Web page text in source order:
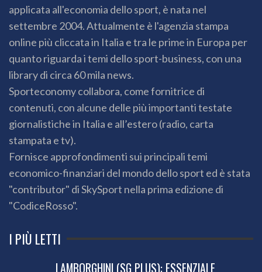
applicata all'economia dello sport, è nata nel
settembre 2004. Attualmente è l'agenzia stampa
online più cliccata in Italia e tra le prime in Europa per
quanto riguarda i temi dello sport-business, con una
library di circa 60 mila news.
Sporteconomy collabora, come fornitrice di
contenuti, con alcune delle più importanti testate
giornalistiche in Italia e all’estero (radio, carta
stampata e tv).
Fornisce approfondimenti sui principali temi
economico-finanziari del mondo dello sport ed è stata
"contributor" di SkySport nella prima edizione di
"CodiceRosso".
I PIÙ LETTI
LAMBORGHINI (SG PLUS): ESSENZIALE